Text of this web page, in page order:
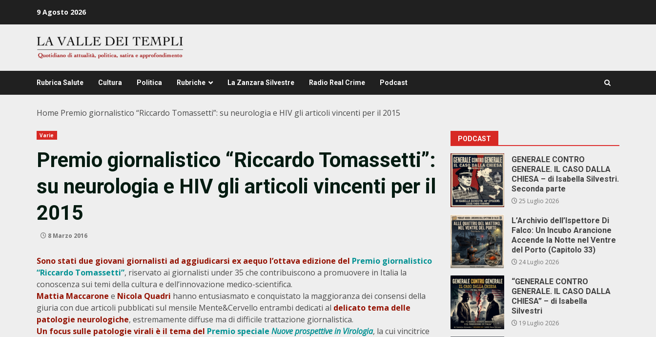
9 Agosto 2026
Rubrica Salute Cultura Politica Rubriche La Zanzara Silvestre Radio Real Crime Podcast
Home Premio giornalistico “Riccardo Tomassetti”: su neurologia e HIV gli articoli vincenti per il 2015
Varie
Premio giornalistico “Riccardo Tomassetti”:
su neurologia e HIV gli articoli vincenti per il
2015
8 Marzo 2016
Sono stati due giovani giornalisti ad aggiudicarsi ex aequo l’ottava edizione del Premio giornalistico
“Riccardo Tomassetti”, riservato ai giornalisti under 35 che contribuiscono a promuovere in Italia la
conoscenza sui temi della cultura e dell’innovazione medico-scientifica.
Mattia Maccarone e Nicola Quadri hanno entusiasmato e conquistato la maggioranza dei consensi della
giuria con due articoli pubblicati sul mensile Mente&Cervello entrambi dedicati al delicato tema delle
patologie neurologiche, estremamente diffuse ma di difficile trattazione giornalistica.
Un focus sulle patologie virali è il tema del Premio speciale Nuove prospettive in Virologia, la cui vincitrice
PODCAST
GENERALE CONTRO
GENERALE. IL CASO DALLA
CHIESA – di Isabella Silvestri.
Seconda parte
25 Luglio 2026
L’Archivio dell’Ispettore Di
Falco: Un Incubo Arancione
Accende la Notte nel Ventre
del Porto (Capitolo 33)
24 Luglio 2026
“GENERALE CONTRO
GENERALE. IL CASO DALLA
CHIESA” – di Isabella
Silvestri
19 Luglio 2026